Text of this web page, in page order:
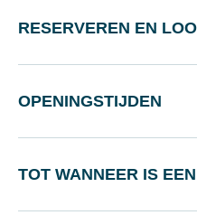
RESERVEREN EN
OPENINGSTIJDEN
TOT WANNEER IS